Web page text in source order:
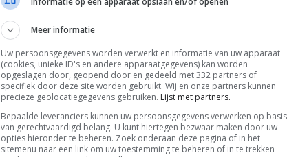
De laatste updates in je mailbox
Channels
Meer informatie
Uw persoonsgegevens worden verwerkt en informatie van uw apparaat
(cookies, unieke ID's en andere apparaatgegevens) kan worden
opgeslagen door, geopend door en gedeeld met 332 partners of
specifiek door deze site worden gebruikt. Wij en onze partners kunnen
precieze geolocatiegegevens gebruiken. Lijst met partners.
Bepaalde leveranciers kunnen uw persoonsgegevens verwerken op basis
van gerechtvaardigd belang. U kunt hiertegen bezwaar maken door uw
opties hieronder te beheren. Zoek onderaan deze pagina of in het
sitemenu naar een link om uw toestemming te beheren of in te trekken